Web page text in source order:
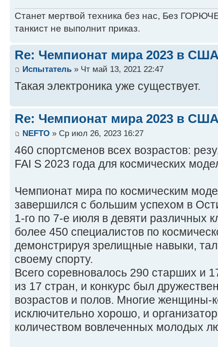
Станет мертвой техника без нас, Без
танкист не выполнит приказ.
Re: Чемпионат мира 2023 в
Испытатель » Чт май 13, 2021 22:47
Такая электроника уже существует.
Re: Чемпионат мира 2023 в
NEFTO » Ср июл 26, 2023 16:27
460 спортсменов всех возрастов:
FAI S 2023 года для космических
Чемпионат мира по космическим
завершился с большим успехом в
1-го по 7-е июля в девяти различных
более 450 специалистов по
демонстрируя зрелищные навыки,
своему спорту.
Всего соревновалось 290 старших и
из 17 стран, и конкурс был
возрастов и полов. Многие женщины-
исключительно хорошо, и
количеством вовлеченных молодых